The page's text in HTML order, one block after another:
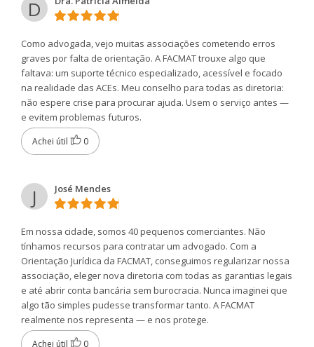
D
Como advogada, vejo muitas associações cometendo erros
graves por falta de orientação. A FACMAT trouxe algo que
faltava: um suporte técnico especializado, acessível e focado
na realidade das ACEs. Meu conselho para todas as diretoria:
não espere crise para procurar ajuda. Usem o serviço antes —
e evitem problemas futuros.
Achei útil 0
J José Mendes
Em nossa cidade, somos 40 pequenos comerciantes. Não
tínhamos recursos para contratar um advogado. Com a
Orientação Jurídica da FACMAT, conseguimos regularizar nossa
associação, eleger nova diretoria com todas as garantias legais
e até abrir conta bancária sem burocracia. Nunca imaginei que
algo tão simples pudesse transformar tanto. A FACMAT
realmente nos representa — e nos protege.
Achei útil 0